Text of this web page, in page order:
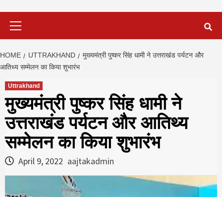
HOME UTTRAKHAND
मुख्यमंत्री पुष्कर सिंह धामी ने उत्तराखंड पर्यटन और
आतिथ्य सम्मेलन का किया शुभारंभ
Uttrakhand
मुख्यमंत्री पुष्कर सिंह धामी ने
उत्तराखंड पर्यटन और आतिथ्य
सम्मेलन का किया शुभारंभ
April 9, 2022 aajtakadmin